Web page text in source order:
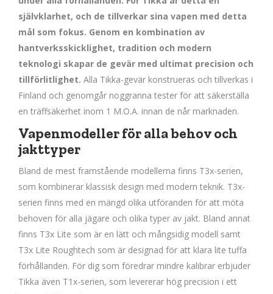
självklarhet, och de tillverkar sina vapen med detta
mål som fokus. Genom en kombination av
hantverksskicklighet, tradition och modern
teknologi skapar de gevär med ultimat precision och
tillförlitlighet. Alla Tikka-gevär konstrueras och tillverkas i
Finland och genomgår noggranna tester för att säkerställa
en träffsäkerhet inom 1 M.O.A. innan de når marknaden.
Vapenmodeller för alla behov och
jakttyper
Bland de mest framstående modellerna finns T3x-serien,
som kombinerar klassisk design med modern teknik. T3x-
serien finns med en mängd olika utföranden för att möta
behoven för alla jägare och olika typer av jakt. Bland annat
finns T3x Lite som är en lätt och mångsidig modell samt
T3x Lite Roughtech som är designad för att klara lite tuffa
förhållanden. För dig som föredrar mindre kalibrar erbjuder
Tikka även T1x-serien, som levererar hög precision i ett